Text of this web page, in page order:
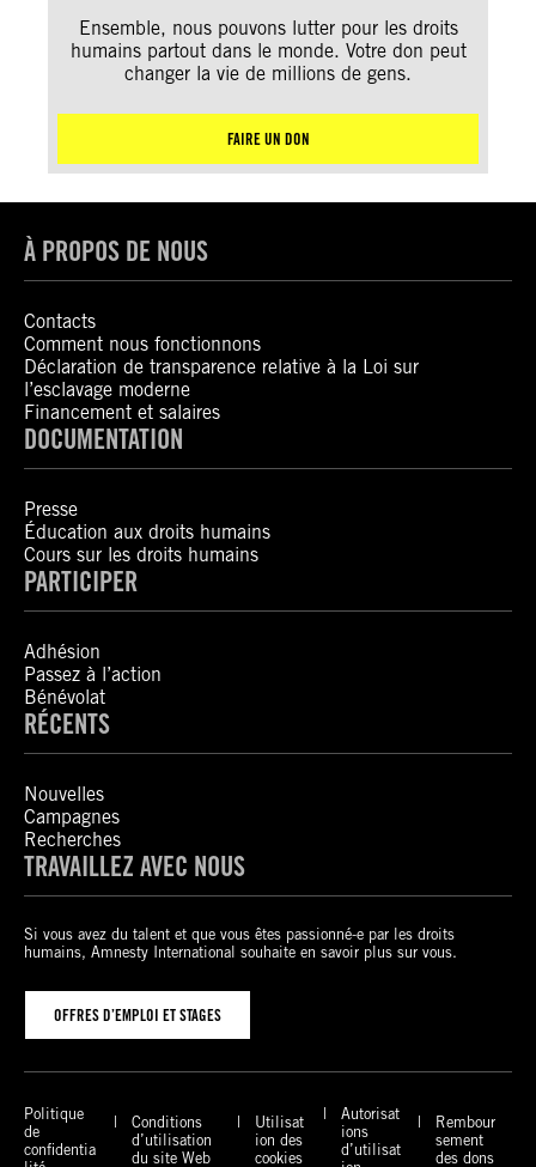
Ensemble, nous pouvons lutter pour les droits
humains partout dans le monde. Votre don peut
changer la vie de millions de gens.
FAIRE UN DON
À PROPOS DE NOUS
Contacts
Comment nous fonctionnons
Déclaration de transparence relative à la Loi sur
l’esclavage moderne
Financement et salaires
DOCUMENTATION
Presse
Éducation aux droits humains
Cours sur les droits humains
PARTICIPER
Adhésion
Passez à l’action
Bénévolat
RÉCENTS
Nouvelles
Campagnes
Recherches
TRAVAILLEZ AVEC NOUS
Si vous avez du talent et que vous êtes passionné-e par les droits
humains, Amnesty International souhaite en savoir plus sur vous.
OFFRES D’EMPLOI ET STAGES
Politique
de
confidentia
Conditions
d’utilisation
du site Web
Utilisat
ion des
cookies
Autorisat
ions
d’utilisat
Rembour
sement
des dons